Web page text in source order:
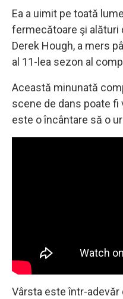
Ea a uimit pe toată
fermecătoare şi alături
Derek Hough, a mers
al 11-lea sezon al
Această minunată
scene de dans poate
este o încântare să o
Vârsta este într-